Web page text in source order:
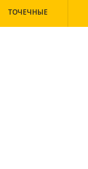
ТОЧЕЧНЫЕ